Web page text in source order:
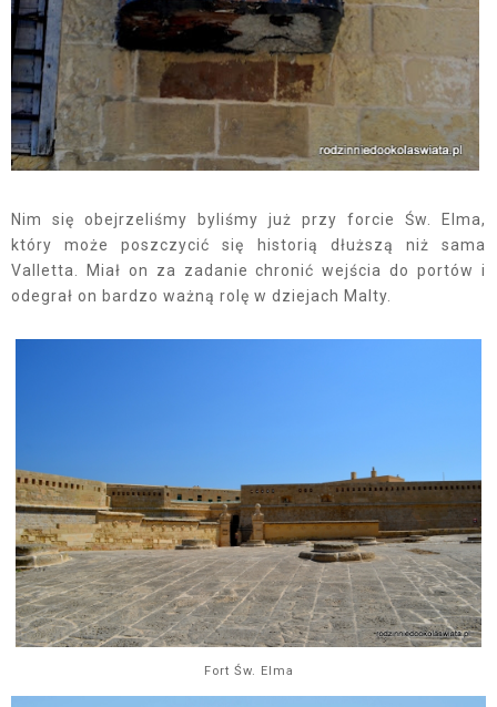
Nim się obejrzeliśmy byliśmy już przy forcie Św. Elma,
który może poszczycić się historią dłuższą niż sama
Valletta. Miał on za zadanie chronić wejścia do portów i
odegrał on bardzo ważną rolę w dziejach Malty.
Fort Św. Elma